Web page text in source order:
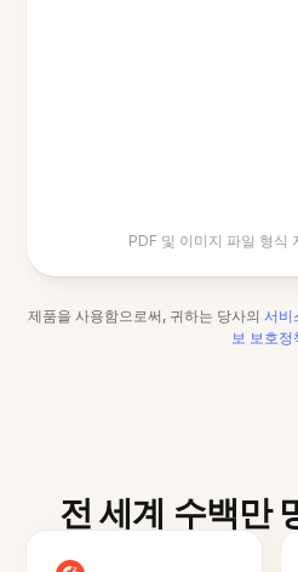
PDF 및 이미지 파일 형식
제품을 사용함으로써, 귀하는 당사의 서비
보 보호정
전 세계 수백만